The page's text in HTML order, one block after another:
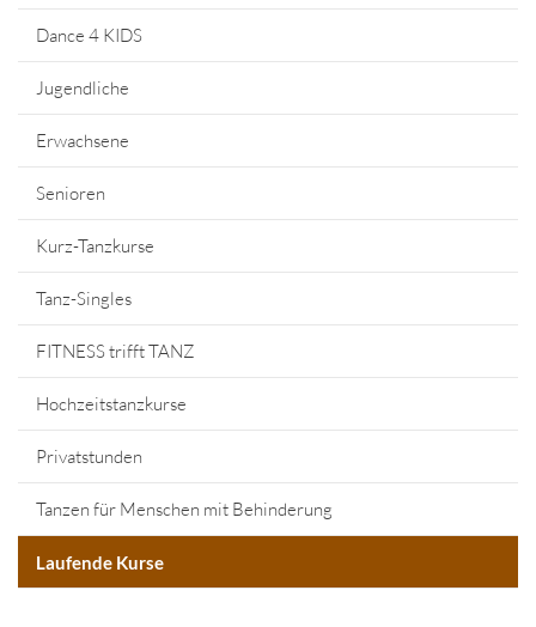
Dance 4 KIDS
Jugendliche
Erwachsene
Senioren
Kurz-Tanzkurse
Tanz-Singles
FITNESS trifft TANZ
Hochzeitstanzkurse
Privatstunden
Tanzen für Menschen mit Behinderung
Laufende Kurse